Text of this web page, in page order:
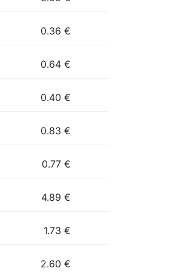
0.36 €
0.64 €
0.40 €
0.83 €
0.77 €
4.89 €
1.73 €
2.60 €